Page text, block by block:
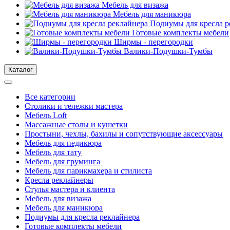
Мебель для визажа
Мебель для маникюра
Подиумы для кресла
Готовые комплекты мебели
Ширмы - перегородки
Валики-Подушки-Тумбы
Каталог
Все категории
Столики и тележки мастера
Мебель Loft
Массажные столы и кушетки
Простыни, чехлы, бахилы и сопутствующие аксессуары
Мебель для педикюра
Мебель для тату
Мебель для груминга
Мебель для парикмахера и стилиста
Кресла реклайнеры
Стулья мастера и клиента
Мебель для визажа
Мебель для маникюра
Подиумы для кресла реклайнера
Готовые комплекты мебели